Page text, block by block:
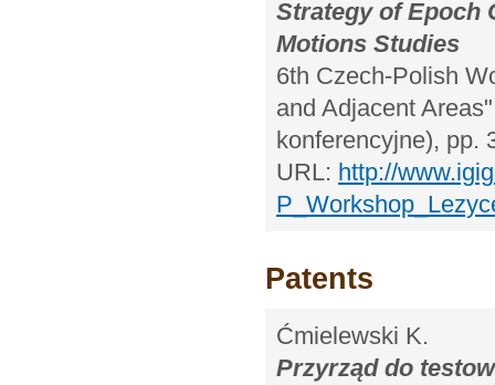
Strategy of Epoch
Motions Studies
6th Czech-Polish
and Adjacent
konferencyjne), pp.
URL: http://
Patents
Ćmielewski K.
Przyrząd do